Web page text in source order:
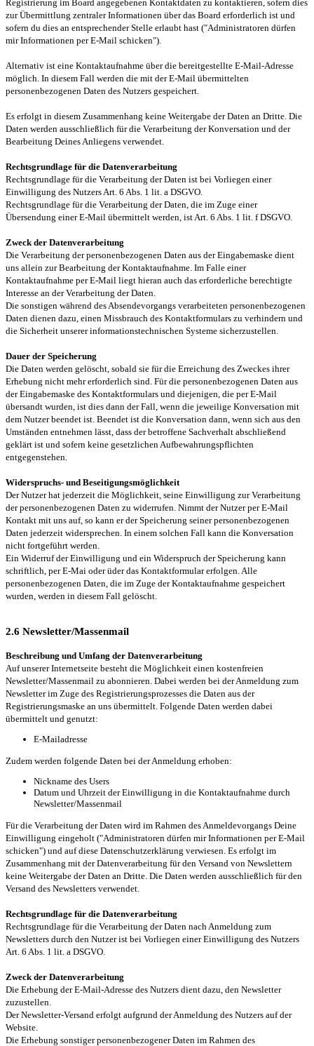
Registrierung im Board angegebenen Kontaktdaten zu kontaktieren, sofern dies
zur Übermittlung zentraler Informationen über das Board erforderlich ist und
sofern du dies an entsprechender Stelle erlaubt hast ("Administratoren dürfen
mir Informationen per E-Mail schicken").
Alternativ ist eine Kontaktaufnahme über die bereitgestellte E-Mail-Adresse
möglich. In diesem Fall werden die mit der E-Mail übermittelten
personenbezogenen Daten des Nutzers gespeichert.
Es erfolgt in diesem Zusammenhang keine Weitergabe der Daten an Dritte. Die
Daten werden ausschließlich für die Verarbeitung der Konversation und der
Bearbeitung Deines Anliegens verwendet.
Rechtsgrundlage für die Datenverarbeitung
Rechtsgrundlage für die Verarbeitung der Daten ist bei Vorliegen einer
Einwilligung des Nutzers Art. 6 Abs. 1 lit. a DSGVO.
Rechtsgrundlage für die Verarbeitung der Daten, die im Zuge einer
Übersendung einer E-Mail übermittelt werden, ist Art. 6 Abs. 1 lit. f DSGVO.
Zweck der Datenverarbeitung
Die Verarbeitung der personenbezogenen Daten aus der Eingabemaske dient
uns allein zur Bearbeitung der Kontaktaufnahme. Im Falle einer
Kontaktaufnahme per E-Mail liegt hieran auch das erforderliche berechtigte
Interesse an der Verarbeitung der Daten.
Die sonstigen während des Absendevorgangs verarbeiteten personenbezogenen
Daten dienen dazu, einen Missbrauch des Kontaktformulars zu verhindern und
die Sicherheit unserer informationstechnischen Systeme sicherzustellen.
Dauer der Speicherung
Die Daten werden gelöscht, sobald sie für die Erreichung des Zweckes ihrer
Erhebung nicht mehr erforderlich sind. Für die personenbezogenen Daten aus
der Eingabemaske des Kontaktformulars und diejenigen, die per E-Mail
übersandt wurden, ist dies dann der Fall, wenn die jeweilige Konversation mit
dem Nutzer beendet ist. Beendet ist die Konversation dann, wenn sich aus den
Umständen entnehmen lässt, dass der betroffene Sachverhalt abschließend
geklärt ist und sofern keine gesetzlichen Aufbewahrungspflichten
entgegenstehen.
Widerspruchs- und Beseitigungsmöglichkeit
Der Nutzer hat jederzeit die Möglichkeit, seine Einwilligung zur Verarbeitung
der personenbezogenen Daten zu widerrufen. Nimmt der Nutzer per E-Mail
Kontakt mit uns auf, so kann er der Speicherung seiner personenbezogenen
Daten jederzeit widersprechen. In einem solchen Fall kann die Konversation
nicht fortgeführt werden.
Ein Widerruf der Einwilligung und ein Widerspruch der Speicherung kann
schriftlich, per E-Mai oder üder das Kontaktformular erfolgen. Alle
personenbezogenen Daten, die im Zuge der Kontaktaufnahme gespeichert
wurden, werden in diesem Fall gelöscht.
2.6 Newsletter/Massenmail
Beschreibung und Umfang der Datenverarbeitung
Auf unserer Internetseite besteht die Möglichkeit einen kostenfreien
Newsletter/Massenmail zu abonnieren. Dabei werden bei der Anmeldung zum
Newsletter im Zuge des Registrierungsprozesses die Daten aus der
Registrierungsmaske an uns übermittelt. Folgende Daten werden dabei
übermittelt und genutzt:
E-Mailadresse
Zudem werden folgende Daten bei der Anmeldung erhoben:
Nickname des Users
Datum und Uhrzeit der Einwilligung in die Kontaktaufnahme durch
Newsletter/Massenmail
Für die Verarbeitung der Daten wird im Rahmen des Anmeldevorgangs Deine
Einwilligung eingeholt ("Administratoren dürfen mir Informationen per E-Mail
schicken") und auf diese Datenschutzerklärung verwiesen. Es erfolgt im
Zusammenhang mit der Datenverarbeitung für den Versand von Newslettern
keine Weitergabe der Daten an Dritte. Die Daten werden ausschließlich für den
Versand des Newsletters verwendet.
Rechtsgrundlage für die Datenverarbeitung
Rechtsgrundlage für die Verarbeitung der Daten nach Anmeldung zum
Newsletters durch den Nutzer ist bei Vorliegen einer Einwilligung des Nutzers
Art. 6 Abs. 1 lit. a DSGVO.
Zweck der Datenverarbeitung
Die Erhebung der E-Mail-Adresse des Nutzers dient dazu, den Newsletter
zuzustellen.
Der Newsletter-Versand erfolgt aufgrund der Anmeldung des Nutzers auf der
Website.
Die Erhebung sonstiger personenbezogener Daten im Rahmen des